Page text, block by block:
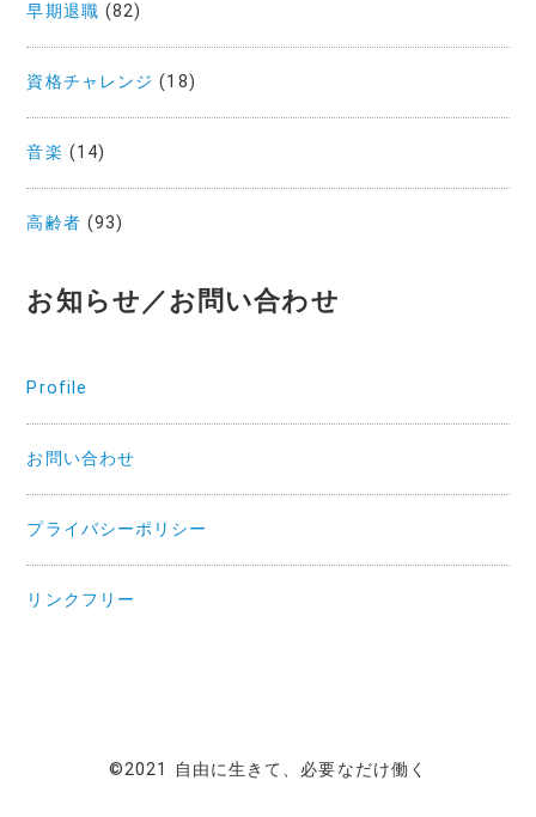
早期退職 (82)
資格チャレンジ (18)
音楽 (14)
高齢者 (93)
お知らせ／お問い合わせ
Profile
お問い合わせ
プライバシーポリシー
リンクフリー
©2021 自由に生きて、必要なだけ働く